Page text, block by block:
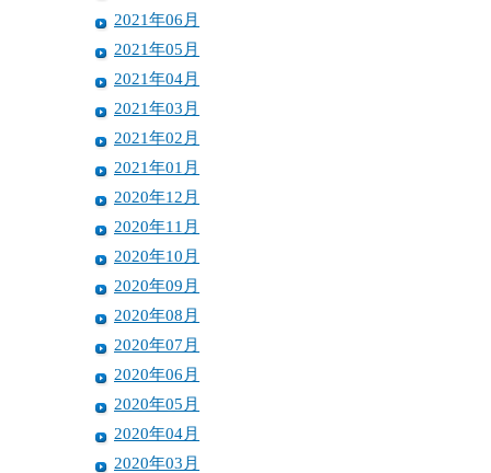
2021年06月
2021年05月
2021年04月
2021年03月
2021年02月
2021年01月
2020年12月
2020年11月
2020年10月
2020年09月
2020年08月
2020年07月
2020年06月
2020年05月
2020年04月
2020年03月